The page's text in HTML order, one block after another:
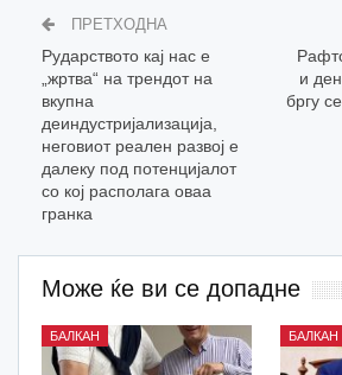
ПРЕТХОДНА
Рударството кај нас е
„жртва“ на трендот на
вкупна
деиндустријализација,
неговиот реален развој е
далеку под потенцијалот
со кој располага оваа
гранка
и
бргу
Може ќе ви се допадне
БАЛКАН БАЛКАН